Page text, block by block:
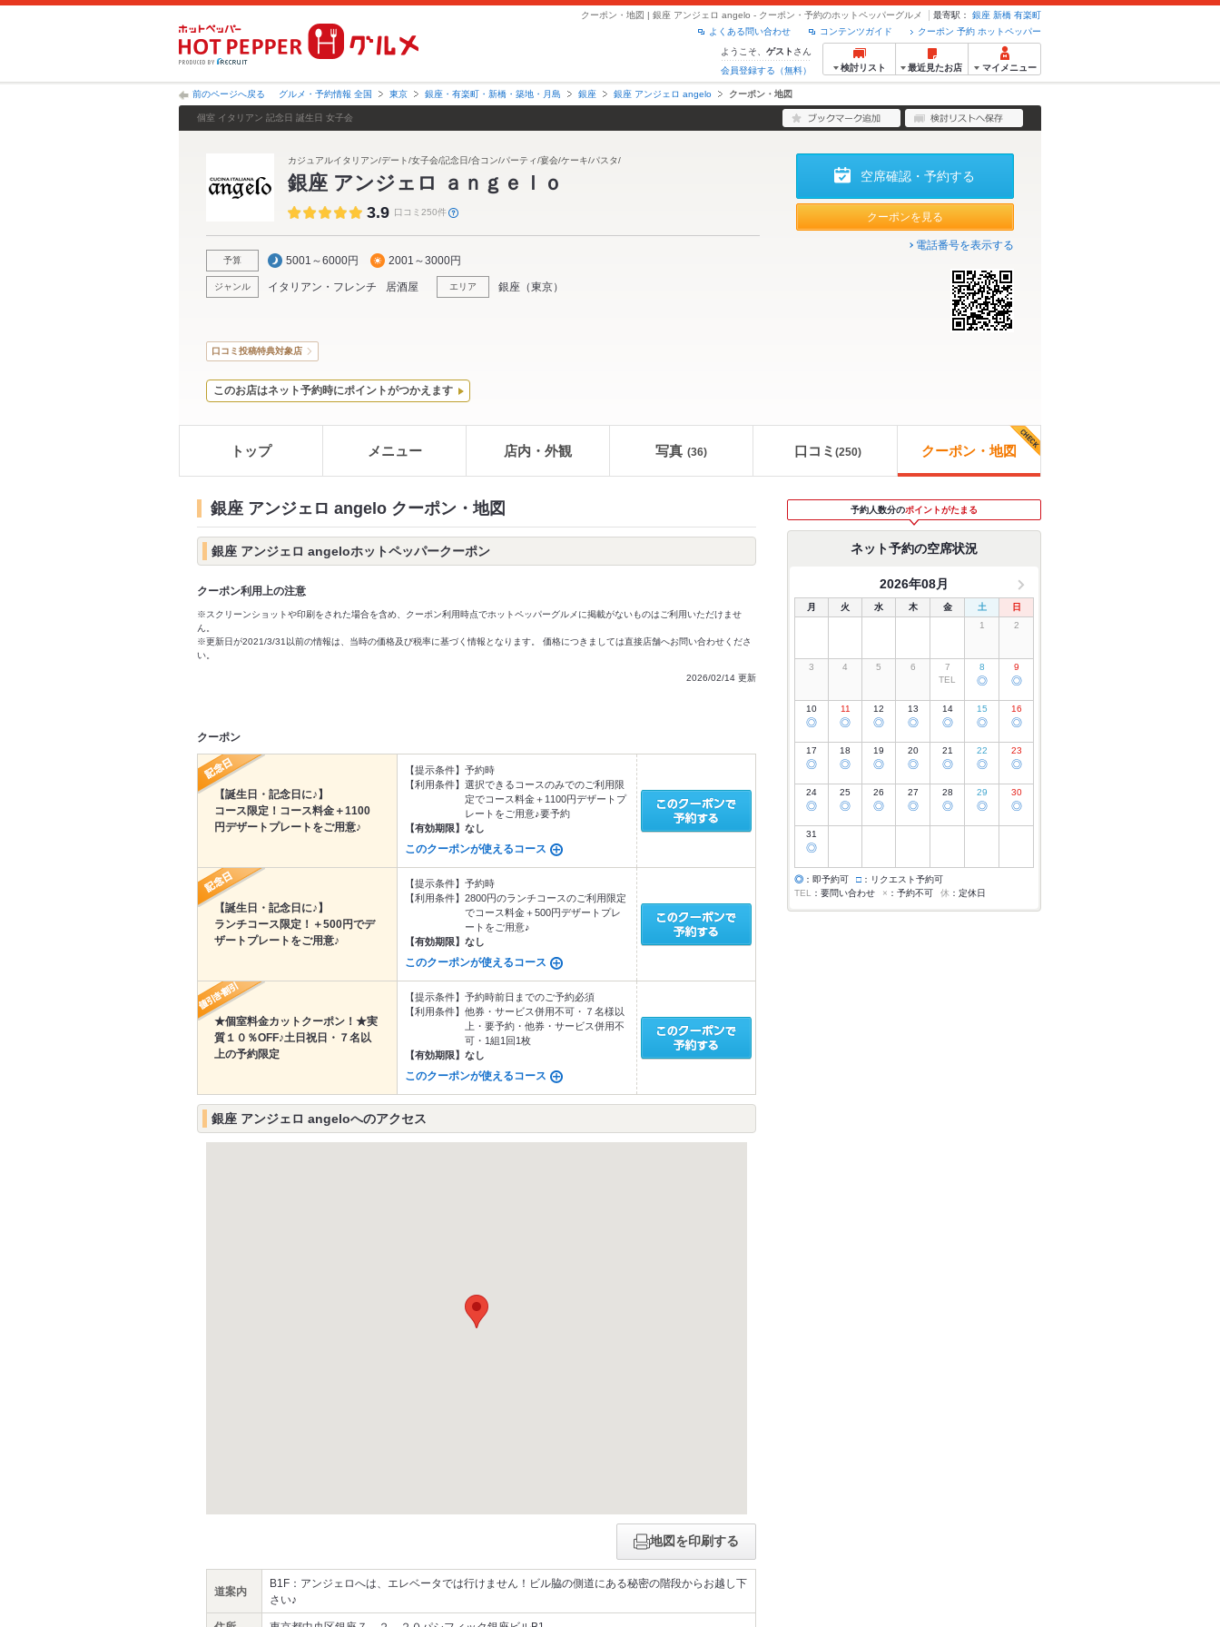
クーポン・地図 | 銀座 アンジェロ angelo - クーポン・予約のホットペッパーグルメ 最寄駅： 銀座 新橋 有楽町
クーポン 予約 ホットペッパー
コンテンツガイド
よくある問い合わせ
ようこそ、 ゲスト さん
会員登録する（無料）
検討リスト 最近見たお店 マイメニュー
前のページへ戻る グルメ・予約情報 全国 東京 銀座・有楽町・新橋・築地・月島 銀座 銀座 アンジェロ angelo クーポン・地図
個室 イタリアン 記念日 誕生日 女子会
カジュアルイタリアン/デート/女子会/記念日/合コン/パーティ/宴会/ケーキ/パスタ/
銀座 アンジェロ ａｎｇｅｌｏ
3.9 口コミ250件
予算 5001～6000円 2001～3000円
ジャンル イタリアン・フレンチ 居酒屋 エリア 銀座 （東京）
空席確認・予約する
クーポンを見る
電話番号を表示する
口コミ投稿特典対象店
このお店はネット予約時にポイントがつかえます
トップ メニュー 店内・外観 写真 (36) 口コミ (250) クーポン・地図
銀座 アンジェロ angelo クーポン・地図
銀座 アンジェロ angeloホットペッパークーポン
クーポン利用上の注意
※スクリーンショットや印刷をされた場合を含め、クーポン利用時点でホットペッパーグルメに掲載がないものはご利用いただけませ
ん。
※更新日が2021/3/31以前の情報は、当時の価格及び税率に基づく情報となります。 価格につきましては直接店舗へお問い合わせくださ
い。
2026/02/14 更新
クーポン
【誕生日・記念日に♪】
コース限定！コース料金＋1100
円デザートプレートをご用意♪
【提示条件】 予約時
【利用条件】 選択できるコースのみでのご利用限
定でコース料金＋1100円デザートプ
レートをご用意♪要予約
【有効期限】 なし
このクーポンが使えるコース
【誕生日・記念日に♪】
ランチコース限定！＋500円でデ
ザートプレートをご用意♪
【提示条件】 予約時
【利用条件】 2800円のランチコースのご利用限定
でコース料金＋500円デザートプレ
ートをご用意♪
【有効期限】 なし
このクーポンが使えるコース
★個室料金カットクーポン！★実
質１０％OFF♪土日祝日・７名以
上の予約限定
【提示条件】 予約時前日までのご予約必須
【利用条件】 他券・サービス併用不可・７名様以
上・要予約・他券・サービス併用不
可・1組1回1枚
【有効期限】 なし
このクーポンが使えるコース
銀座 アンジェロ angeloへのアクセス
地図を印刷する
道案内
B1F：アンジェロへは、エレベータでは行けません！ビル脇の側道にある秘密の階段からお越し下
さい♪
予約人数分のポイントがたまる
ネット予約の空席状況
2026年08月
月 火 水 木 金 土
日
1
2
3 4 5 6
7
TEL
8
◎
9
◎
10
◎
11
◎
12
◎
13
◎
14
◎
15
◎
16
◎
17
◎
18
◎
19
◎
20
◎
21
◎
22
◎
23
◎
24
◎
25
◎
26
◎
27
◎
28
◎
29
◎
30
◎
31
◎
◎ ：即予約可 □ ：リクエスト予約可
TEL
：要問い合わせ × ：予約不可 休 ：定休日